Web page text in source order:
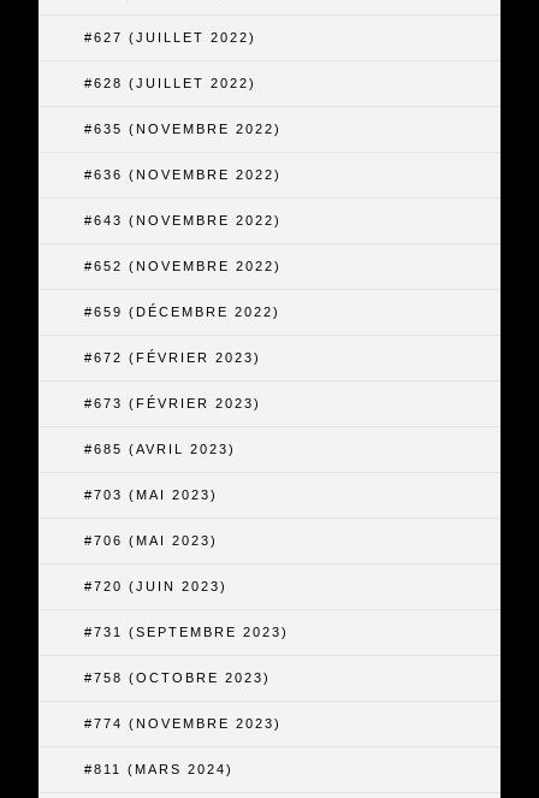
#627 (JUILLET 2022)
#628 (JUILLET 2022)
#635 (NOVEMBRE 2022)
#636 (NOVEMBRE 2022)
#643 (NOVEMBRE 2022)
#652 (NOVEMBRE 2022)
#659 (DÉCEMBRE 2022)
#672 (FÉVRIER 2023)
#673 (FÉVRIER 2023)
#685 (AVRIL 2023)
#703 (MAI 2023)
#706 (MAI 2023)
#720 (JUIN 2023)
#731 (SEPTEMBRE 2023)
#758 (OCTOBRE 2023)
#774 (NOVEMBRE 2023)
#811 (MARS 2024)